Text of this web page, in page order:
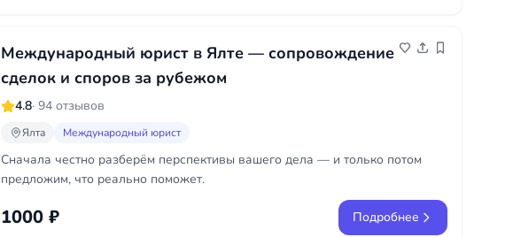
Международный юрист в Ялте — сопровождение
сделок и споров за рубежом
4.8· 94 отзывов
Ялта Международный юрист
Сначала честно разберём перспективы вашего дела — и только потом
предложим, что реально поможет.
1000 ₽ Подробнее